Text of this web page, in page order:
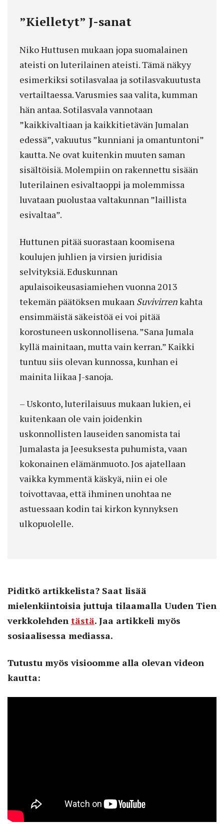
”Kielletyt” J-sanat
Niko Huttusen mukaan jopa suomalainen
ateisti on luterilainen ateisti. Tämä näkyy
esimerkiksi sotilasvalaa ja sotilasvakuutusta
vertailtaessa. Varusmies saa valita, kumman
hän antaa. Sotilasvala vannotaan
”kaikkivaltiaan ja kaikkitietävän Jumalan
edessä”, vakuutus ”kunniani ja omantuntoni”
kautta. Ne ovat kuitenkin muuten saman
sisältöisiä. Molempiin on rakennettu sisään
luterilainen esivaltaoppi ja molemmissa
luvataan puolustaa valtakunnan ”laillista
esivaltaa”.
Huttunen pitää suorastaan koomisena
koulujen juhlien ja virsien juridisia
selvityksiä. Eduskunnan
apulaisoikeusasiamiehen vuonna 2013
tekemän päätöksen mukaan Suvivirrenkahta
ensimmäistä säkeistöä ei voi pitää
korostuneen uskonnollisena. ”Sana Jumala
kyllä mainitaan, mutta vain kerran.” Kaikki
tuntuu siis olevan kunnossa, kunhan ei
mainita liikaa J-sanoja.
– Uskonto, luterilaisuus mukaan lukien, ei
kuitenkaan ole vain joidenkin
uskonnollisten lauseiden sanomista tai
Jumalasta ja Jeesuksesta puhumista, vaan
kokonainen elämänmuoto. Jos ajatellaan
vaikka kymmentä käskyä, niin ei ole
toivottavaa, että ihminen unohtaa ne
astuessaan kodin tai kirkon kynnyksen
ulkopuolelle.
Piditkö artikkelista? Saat lisää
mielenkiintoisia juttuja tilaamalla Uuden Tien
verkkolehden tästä. Jaa artikkeli myös
sosiaalisessa mediassa.
Tutustu myös visioomme alla olevan videon
kautta: